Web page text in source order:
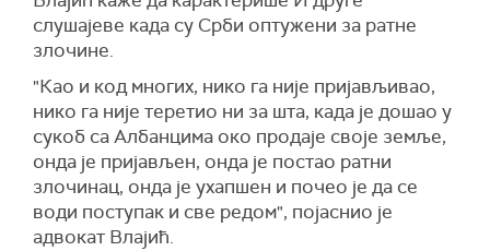
слушајеве када су Срби оптужени за ратне
злочине.
"Као и код многих, нико га није пријављивао,
нико га није теретио ни за шта, када је дошао у
сукоб са Албанцима око продаје своје земље,
онда је пријављен, онда је постао ратни
злочинац, онда је ухапшен и почео је да се
води поступак и све редом", појаснио је
адвокат Влајић.